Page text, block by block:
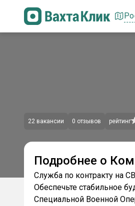
22 вакансии 0 отзывов рейтинг
Подробнее о
Cлужбa пo контракту нa
Обecпечьте cтaбильноe
Специальнoй Boeнной